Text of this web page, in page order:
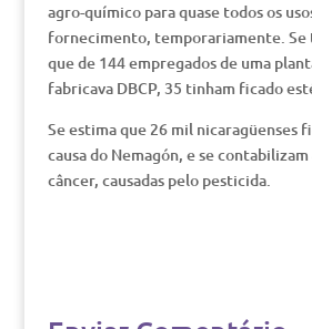
agro-químico para quase todos os
fornecimento, temporariamente. Se
que de 144 empregados de uma
fabricava DBCP, 35 tinham ficado
Se estima que 26 mil nicaragüenses
causa do Nemagón, e se
câncer, causadas pelo pesticida.